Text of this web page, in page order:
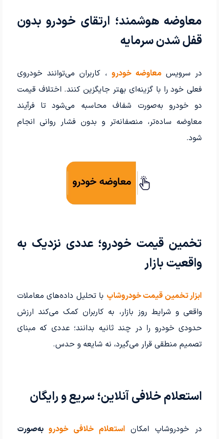
معاوضه هوشمند؛ ارتقای خودرو بدون
قفل شدن سرمایه
در سرویسمعاوضه خودرو ، کاربران می‌توانند خودروی
فعلی خود را با گزینه‌ای بهتر جایگزین کنند. اختلاف قیمت
دو خودرو به‌صورت شفاف محاسبه می‌شود تا فرآیند
معاوضه ساده‌تر، منصفانه‌تر و بدون فشار روانی انجام
شود.
تخمین قیمت خودرو؛ عددی نزدیک به
واقعیت بازار
ابزار تخمین قیمت خودروشاپ با تحلیل داده‌های معاملات
واقعی و شرایط روز بازار، به کاربران کمک می‌کند ارزش
حدودی خودرو را در چند ثانیه بدانند؛ عددی که مبنای
تصمیم منطقی قرار می‌گیرد، نه شایعه و حدس.
استعلام خلافی آنلاین؛ سریع و رایگان
در خودروشاپ امکان استعلام خلافی خودروبه‌صورت